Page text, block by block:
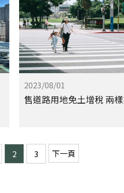
2023/08/01
售道路用地免土增稅 兩
2 3 下一頁